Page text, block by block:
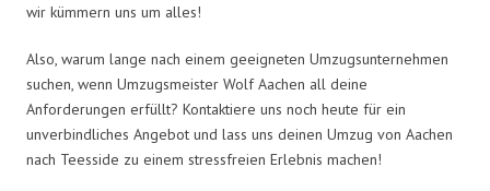
wir kümmern uns um alles!
Also, warum lange nach einem geeigneten Umzugsunternehmen
suchen, wenn Umzugsmeister Wolf Aachen all deine
Anforderungen erfüllt? Kontaktiere uns noch heute für ein
unverbindliches Angebot und lass uns deinen Umzug von Aachen
nach Teesside zu einem stressfreien Erlebnis machen!